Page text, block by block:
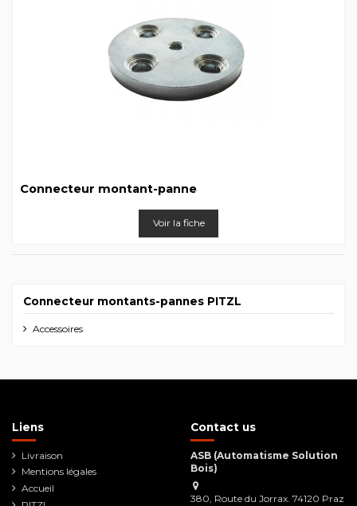
Connecteur montant-panne
Voir la fiche
Connecteur montants-pannes PITZL
Accessoires
Liens
Livraison
Mentions légales
Accueil
Contact us
ASB (Automatisme Solution
Bois)
380, Route du Jorrax. 74120 Praz